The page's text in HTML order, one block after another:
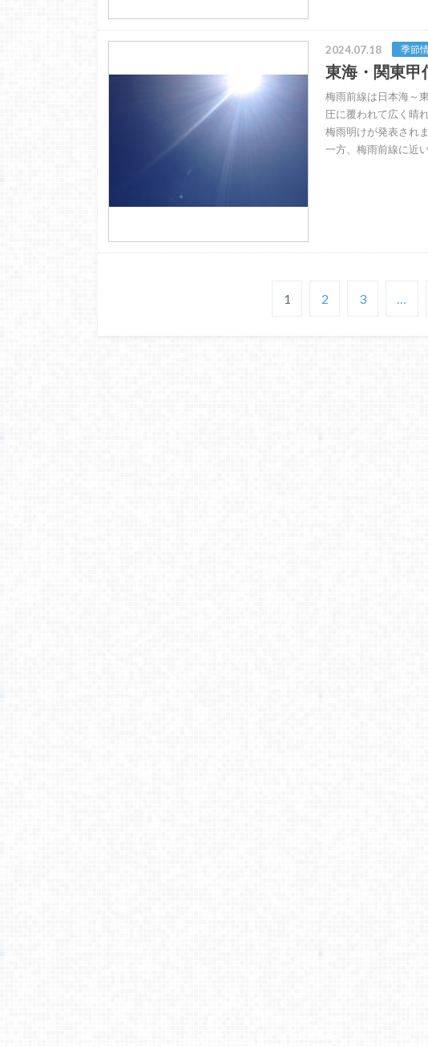
2024.07.18 季節
東海・関東甲
梅雨前線は日本海～
圧に覆われて広く晴
梅雨明けが発表され
一方、梅雨前線に近
1 2 3 …